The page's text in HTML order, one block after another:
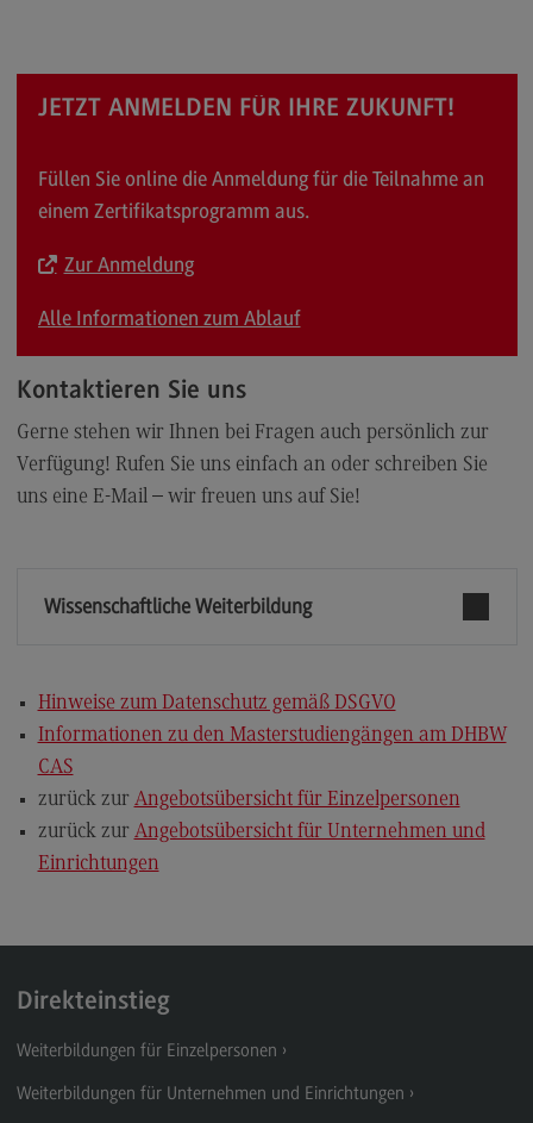
JETZT ANMELDEN FÜR IHRE ZUKUNFT!
Füllen Sie online die Anmeldung für die Teilnahme an
einem Zertifikatsprogramm aus.
Zur Anmeldung
Alle Informationen zum Ablauf
Kontaktieren Sie uns
Gerne stehen wir Ihnen bei Fragen auch persönlich zur
Verfügung! Rufen Sie uns einfach an oder schreiben Sie
uns eine E-Mail – wir freuen uns auf Sie!
Wissenschaftliche Weiterbildung
Hinweise zum Datenschutz gemäß DSGVO
Informationen zu den Masterstudiengängen am DHBW
CAS
zurück zur Angebotsübersicht für Einzelpersonen
zurück zur Angebotsübersicht für Unternehmen und
Einrichtungen
Direkteinstieg
Weiterbildungen für Einzelpersonen
Weiterbildungen für Unternehmen und Einrichtungen